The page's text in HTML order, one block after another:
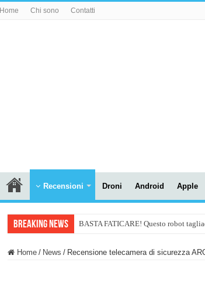
Home Chi sono Contatti
Recensioni Droni Android Apple
Breaking News BASTA FATICARE! Questo robot
Home / News / Recensione telecamera di sicurezza